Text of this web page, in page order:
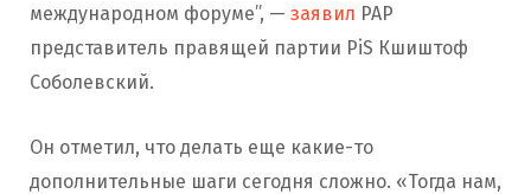
международном форуме”, — заявил PAP
представитель правящей партии PiS Кшиштоф
Соболевский.
Он отметил, что делать еще какие-то
дополнительные шаги сегодня сложно. «Тогда нам,